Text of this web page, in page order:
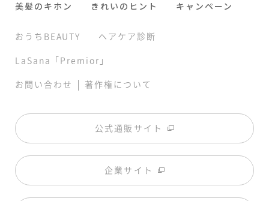
美髪のキホン
きれいのヒント キャンペーン
おうちBEAUTY
ヘアケア診断
LaSana「Premior」
お問い合わせ | 著作権について
公式通販サイト
企業サイト